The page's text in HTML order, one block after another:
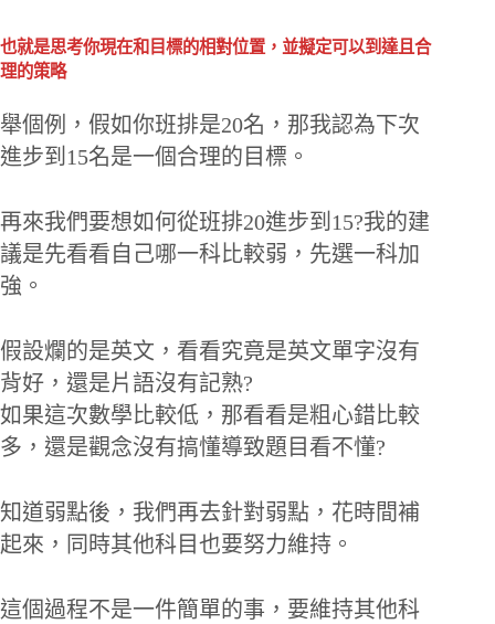
也就是思考你現在和目標的相對位置，並擬定可以到達且合
理的策略
舉個例，假如你班排是20名，那我認為下次
進步到15名是一個合理的目標。
再來我們要想如何從班排20進步到15?我的建
議是先看看自己哪一科比較弱，先選一科加
強。
假設爛的是英文，看看究竟是英文單字沒有
背好，還是片語沒有記熟?
如果這次數學比較低，那看看是粗心錯比較
多，還是觀念沒有搞懂導致題目看不懂?
知道弱點後，我們再去針對弱點，花時間補
起來，同時其他科目也要努力維持。
這個過程不是一件簡單的事，要維持其他科